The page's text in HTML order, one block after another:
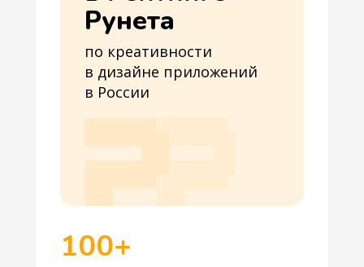
по креативности
в дизайне приложений
в России
Рунета
100+